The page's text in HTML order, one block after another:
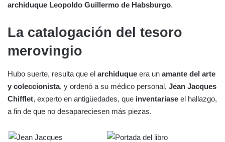
archiduque Leopoldo Guillermo de Habsburgo.
La catalogación del tesoro
merovingio
Hubo suerte, resulta que el archiduque era un amante del arte
y coleccionista, y ordenó a su médico personal, Jean Jacques
Chifflet, experto en antigüedades, que inventariase el hallazgo,
a fin de que no desapareciesen más piezas.